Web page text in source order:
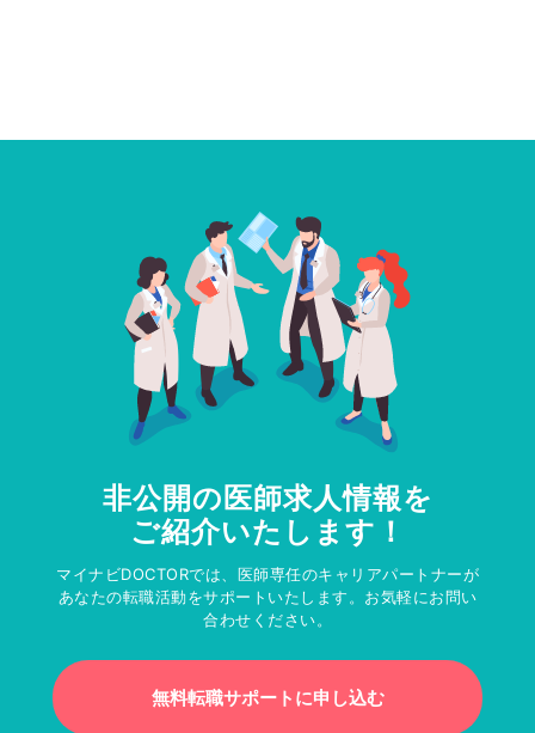
非公開の医師求人情報を
ご紹介いたします！
マイナビDOCTORでは、医師専任のキャリアパートナーが
あなたの転職活動をサポートいたします。お気軽にお問い
合わせください。
無料転職サポートに申し込む